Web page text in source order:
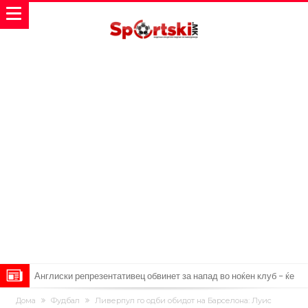
Англиски репрезентативец обвинет за напад во ноќен клуб – ќе
оди на суд!
Дилеми повеќе нема: Познато е кога Родри ќе стане новиот
Дома Фудбал
Ливерпул го одби обидот на Барселона: Луис